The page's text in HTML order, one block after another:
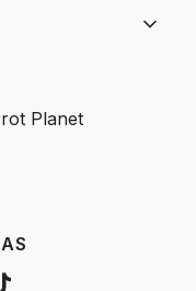
Planet